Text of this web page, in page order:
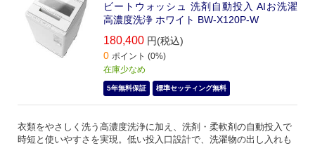
ビートウォッシュ 洗剤自動投入 AIお洗濯
高濃度洗浄 ホワイト BW-X120P-W
180,400 円(税込)
0 ポイント (0%)
在庫少なめ
5年無料保証 標準セッティング無料
衣類をやさしく洗う高濃度洗浄に加え、洗剤・柔軟剤の自動投入で
時短と使いやすさを実現。低い投入口設計で、洗濯物の出し入れも